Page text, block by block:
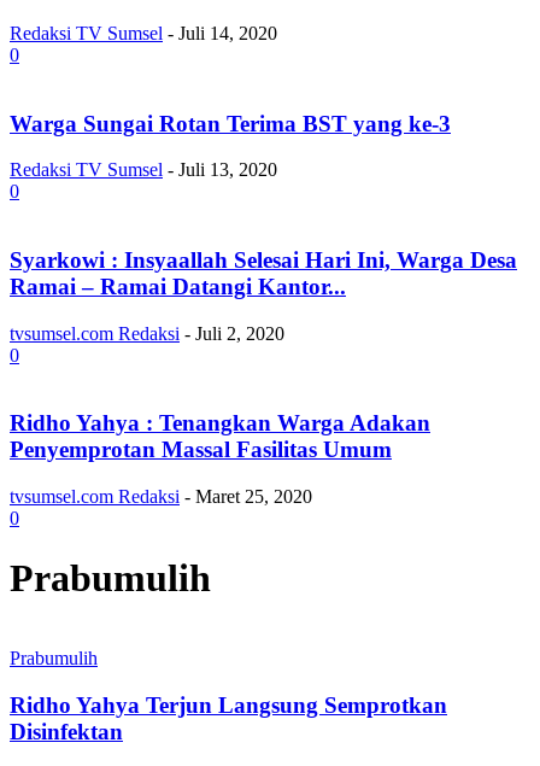
Redaksi TV Sumsel - Juli 14, 2020
0
Warga Sungai Rotan Terima BST yang ke-3
Redaksi TV Sumsel - Juli 13, 2020
0
Syarkowi : Insyaallah Selesai Hari Ini, Warga Desa
Ramai – Ramai Datangi Kantor...
tvsumsel.com Redaksi - Juli 2, 2020
0
Ridho Yahya : Tenangkan Warga Adakan
Penyemprotan Massal Fasilitas Umum
tvsumsel.com Redaksi - Maret 25, 2020
0
Prabumulih
Prabumulih
Ridho Yahya Terjun Langsung Semprotkan
Disinfektan